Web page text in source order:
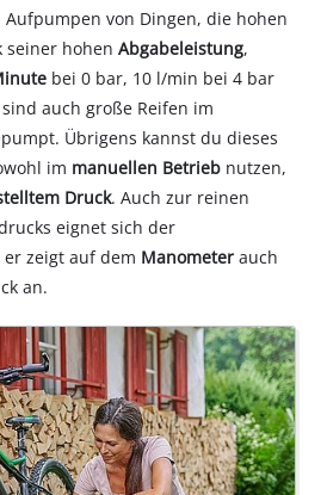
von Dingen, die hohen
seiner hohenAbgabeleistung,
bei 0 bar, 10 l/min bei 4 bar
auch große Reifen im
Übrigens kannst du dieses
im manuellen Betrieb nutzen,
Druck. Auch zur reinen
eignet sich der
zeigt auf dem Manometerauch
an.